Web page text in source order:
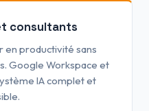
consultants
en productivité sans
Google Workspace et
IA complet et